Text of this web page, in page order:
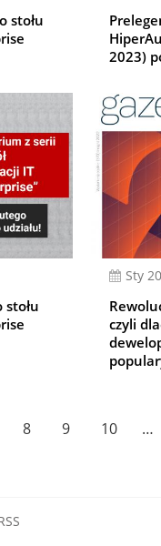
stołu
2023)
sty
czyli
Page
8 Page
9 Page
10 …